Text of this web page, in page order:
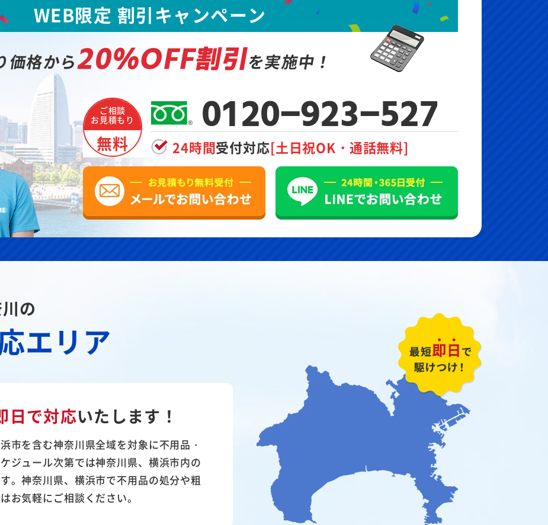
WEB限定 割引キャンペーン
価格から20%OFF割引を実施中！
ご相談
お見積もり
無料
0120-923-527
24時間受付対応[土日祝OK・通話無料]
の
エリア
日で対応いたします！
市を含む神奈川県全域を対象に不用品・
ジュール次第では神奈川県、横浜市内の
。神奈川県、横浜市で不用品の処分や粗
お気軽にご相談ください。